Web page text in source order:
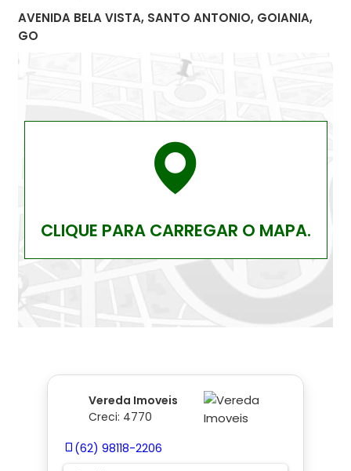
AVENIDA BELA VISTA, SANTO ANTONIO, GOIANIA,
GO
CLIQUE PARA CARREGAR O MAPA.
Vereda Imoveis
Creci: 4770
(62) 98118-2206